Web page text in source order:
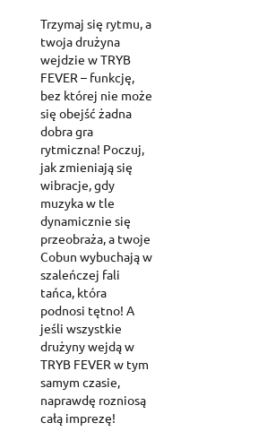
Trzymaj się rytmu, a
twoja drużyna
wejdzie w TRYB
FEVER – funkcję,
bez której nie może
się obejść żadna
dobra gra
rytmiczna! Poczuj,
jak zmieniają się
wibracje, gdy
muzyka w tle
dynamicznie się
przeobraża, a twoje
Cobun wybuchają w
szaleńczej fali
tańca, która
podnosi tętno! A
jeśli wszystkie
drużyny wejdą w
TRYB FEVER w tym
samym czasie,
naprawdę rozniosą
całą imprezę!